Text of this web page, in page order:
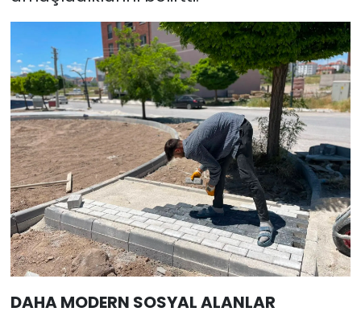
DAHA MODERN SOSYAL ALANLAR